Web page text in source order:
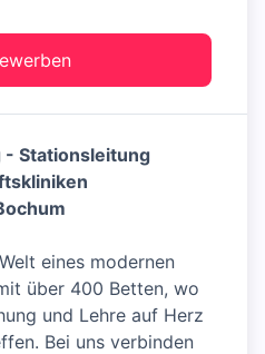
- Stationsleitung
eines modernen
über 400 Betten, wo
und Lehre auf Herz
Bei uns verbinden